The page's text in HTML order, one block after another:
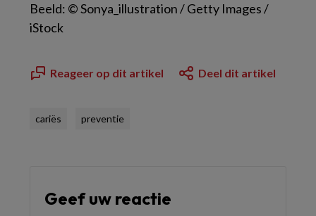
Beeld: © Sonya_illustration / Getty Images /
iStock
Reageer op dit artikel Deel dit artikel
cariës preventie
Geef uw reactie